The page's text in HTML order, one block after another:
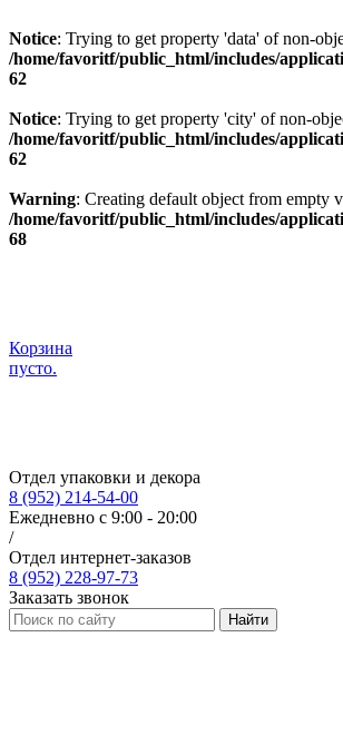
Notice: Trying to get property 'data' of non-
/home/favoritf/public_html/includes/
62
Notice: Trying to get property 'city' of non-
/home/favoritf/public_html/includes/
62
Warning: Creating default object from empty
/home/favoritf/public_html/includes/
68
Корзина
пусто.
Отдел упаковки и декора
8 (952) 214-54-00
Ежедневно с 9:00 - 20:00
/
Отдел интернет-заказов
8 (952) 228-97-73
Заказать звонок
Найти